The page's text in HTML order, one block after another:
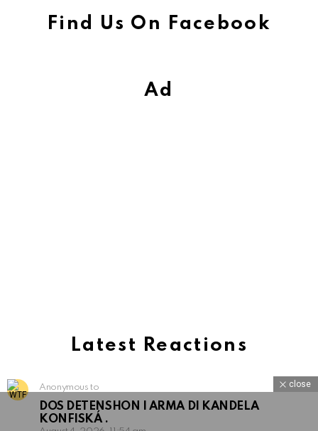
Find Us On Facebook
Ad
Latest Reactions
Anonymous to
DOS DETENSHON I ARMA DI KANDELA
KONFISKÁ .
close